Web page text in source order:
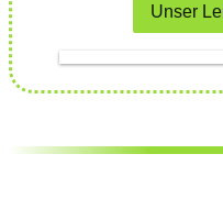
Unser